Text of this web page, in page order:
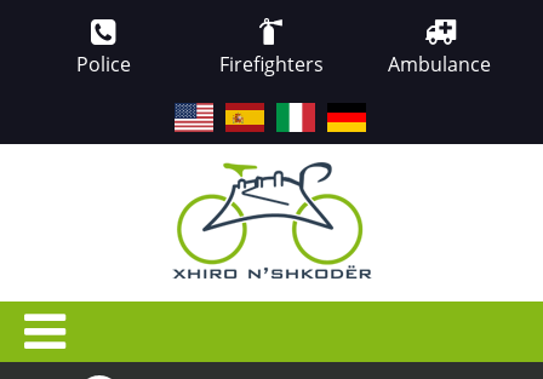
Police Firefighters Ambulance